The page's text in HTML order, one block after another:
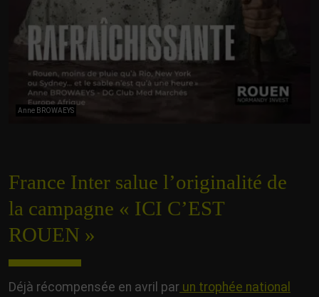
Anne BROWAEYS
France Inter salue l’originalité de
la campagne « ICI C’EST
ROUEN »
Déjà récompensée en avril par un trophée national